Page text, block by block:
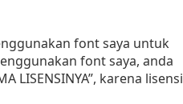
font saya untuk
font saya, anda
LISENSINYA”, karena lisensi